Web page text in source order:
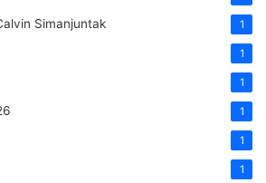
Simanjuntak 1
1
1
1
1
1